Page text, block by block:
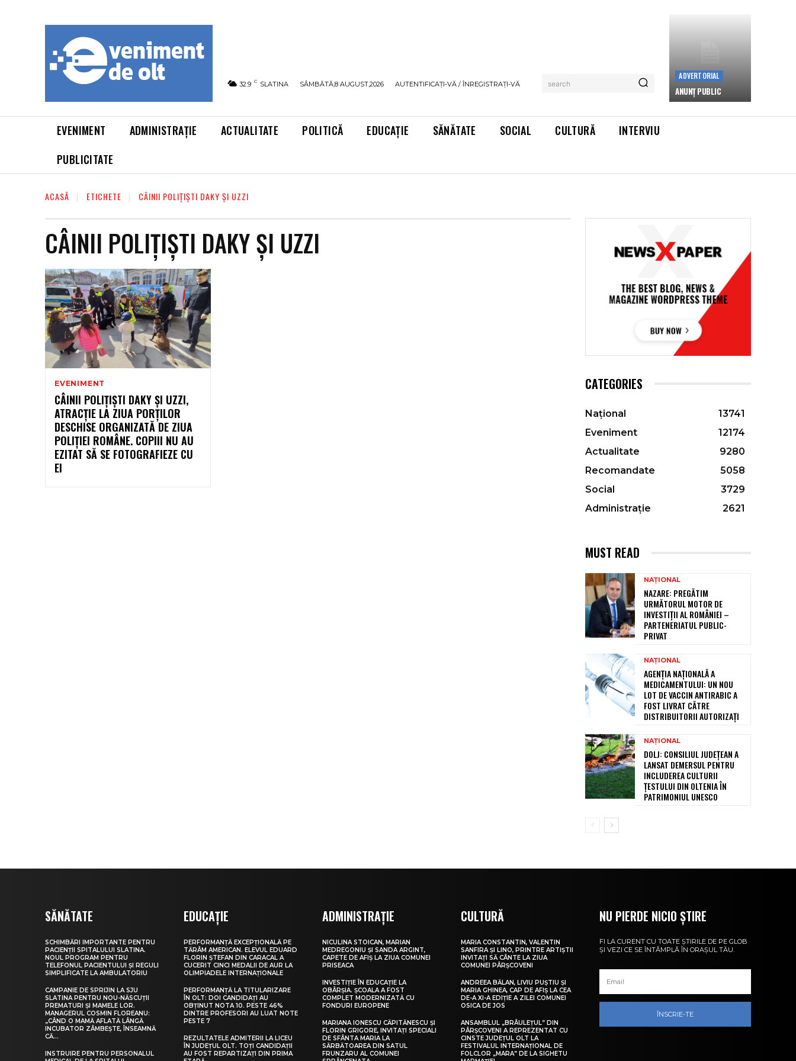
32.9 C SLATINA SÂMBĂTĂ,8 AUGUST,2026 AUTENTIFICAȚI-VĂ / ÎNREGISTRAȚI-VĂ search
ADVERTORIAL
ANUNȚ PUBLIC
EVENIMENT ADMINISTRAȚIE ACTUALITATE POLITICĂ EDUCAȚIE SĂNĂTATE SOCIAL CULTURĂ
INTERVIU
PUBLICITATE
ACASĂ ETICHETE CÂINII POLIȚIȘTI DAKY ȘI UZZI
CÂINII POLIȚIȘTI DAKY ȘI UZZI
EVENIMENT
CÂINII POLIȚIȘTI DAKY ȘI UZZI,
ATRACȚIE LA ZIUA PORȚILOR
DESCHISE ORGANIZATĂ DE ZIUA
POLIȚIEI ROMÂNE. COPIII NU AU
EZITAT SĂ SE FOTOGRAFIEZE CU
EI
CATEGORIES
Național
13741
Eveniment
12174
Actualitate
9280
Recomandate
5058
Social
3729
Administrație
2621
MUST READ
NAȚIONAL
NAZARE: PREGĂTIM
URMĂTORUL MOTOR DE
INVESTIȚII AL ROMÂNIEI –
PARTENERIATUL PUBLIC-
PRIVAT
NAȚIONAL
AGENȚIA NAȚIONALĂ A
MEDICAMENTULUI: UN NOU
LOT DE VACCIN ANTIRABIC A
FOST LIVRAT CĂTRE
DISTRIBUITORII AUTORIZAȚI
NAȚIONAL
DOLJ: CONSILIUL JUDEȚEAN A
LANSAT DEMERSUL PENTRU
INCLUDEREA CULTURII
ȚESTULUI DIN OLTENIA ÎN
PATRIMONIUL UNESCO
SĂNĂTATE
SCHIMBĂRI IMPORTANTE PENTRU
PACIENȚII SPITALULUI SLATINA.
NOUL PROGRAM PENTRU
TELEFONUL PACIENTULUI ȘI REGULI
SIMPLIFICATE LA AMBULATORIU
CAMPANIE DE SPRIJIN LA SJU
SLATINA PENTRU NOU-NĂSCUȚII
PREMATURI ȘI MAMELE LOR.
MANAGERUL COSMIN FLOREANU:
„CÂND O MAMĂ AFLATĂ LÂNGĂ
INCUBATOR ZÂMBEȘTE, ÎNSEAMNĂ
CĂ...
INSTRUIRE PENTRU PERSONALUL
EDUCAȚIE
PERFORMANȚĂ EXCEPȚIONALĂ PE
TĂRÂM AMERICAN. ELEVUL EDUARD
FLORIN ȘTEFAN DIN CARACAL A
CUCERIT CINCI MEDALII DE AUR LA
OLIMPIADELE INTERNAȚIONALE
PERFORMANȚĂ LA TITULARIZARE
ÎN OLT: DOI CANDIDAȚI AU
OBȚINUT NOTA 10. PESTE 46%
DINTRE PROFESORI AU LUAT NOTE
PESTE 7
REZULTATELE ADMITERII LA LICEU
ÎN JUDEȚUL OLT. TOȚI CANDIDAȚII
AU FOST REPARTIZAȚI DIN PRIMA
ADMINISTRAȚIE
NICULINA STOICAN, MARIAN
MEDREGONIU ȘI SANDA ARGINT,
CAPETE DE AFIȘ LA ZIUA COMUNEI
PRISEACA
INVESTIȚIE ÎN EDUCAȚIE LA
OBÂRȘIA. ȘCOALA A FOST
COMPLET MODERNIZATĂ CU
FONDURI EUROPENE
MARIANA IONESCU CĂPITĂNESCU ȘI
FLORIN GRIGORE, INVITAȚI SPECIALI
DE SFÂNTA MARIA LA
SĂRBĂTOAREA DIN SATUL
FRUNZARU AL COMUNEI
CULTURĂ
MARIA CONSTANTIN, VALENTIN
SANFIRA ȘI LINO, PRINTRE ARTIȘTII
INVITAȚI SĂ CÂNTE LA ZIUA
COMUNEI PÂRȘCOVENI
ANDREEA BĂLAN, LIVIU PUȘTIU ȘI
MARIA GHINEA, CAP DE AFIȘ LA CEA
DE-A XI-A EDIȚIE A ZILEI COMUNEI
OSICA DE JOS
ANSAMBLUL „BRÂULEȚUL” DIN
PÂRȘCOVENI A REPREZENTAT CU
CINSTE JUDEȚUL OLT LA
FESTIVALUL INTERNAȚIONAL DE
FOLCLOR „MARA” DE LA SIGHETU
NU PIERDE NICIO ȘTIRE
FI LA CURENT CU TOATE ȘTIRILE DE PE GLOB
ȘI VEZI CE SE ÎNTÂMPLĂ ÎN ORAȘUL TĂU.
ÎNSCRIE-TE